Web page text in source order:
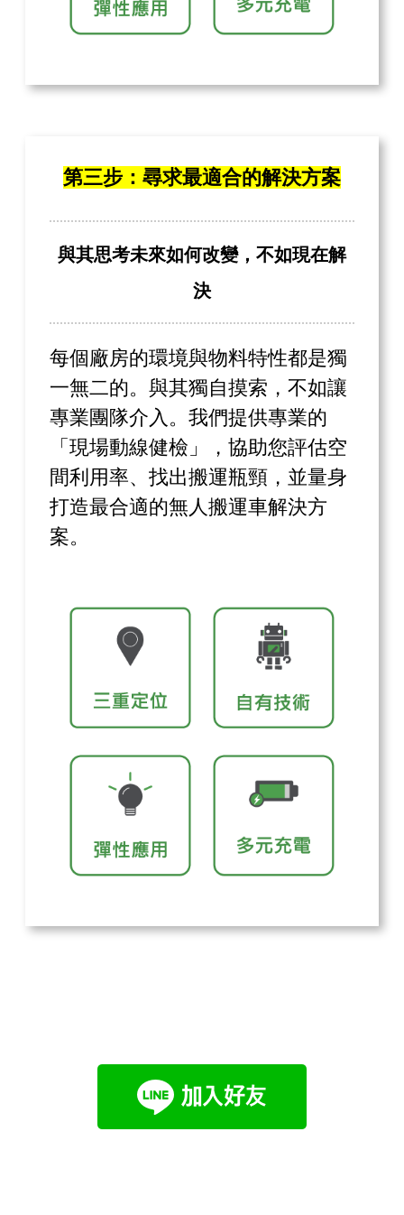
第三步：尋求最適合的解決方案
與其思考未來如何改變，不如現在解
決
每個廠房的環境與物料特性都是獨
一無二的。與其獨自摸索，不如讓
專業團隊介入。我們提供專業的
「現場動線健檢」，協助您評估空
間利用率、找出搬運瓶頸，並量身
打造最合適的無人搬運車解決方
案。